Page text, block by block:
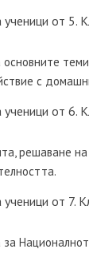
от 5.
с
от 6.
решаване
от 7.
за